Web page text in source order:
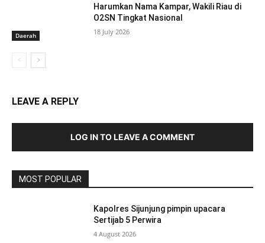
Daerah
Harumkan Nama Kampar, Wakili Riau di
O2SN Tingkat Nasional
18 July 2026
LEAVE A REPLY
LOG IN TO LEAVE A COMMENT
MOST POPULAR
Kapolres Sijunjung pimpin upacara
Sertijab 5 Perwira
4 August 2026